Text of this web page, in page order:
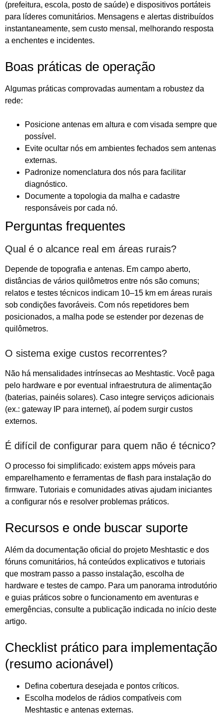
(prefeitura, escola, posto de saúde) e dispositivos portáteis
para líderes comunitários. Mensagens e alertas distribuídos
instantaneamente, sem custo mensal, melhorando resposta
a enchentes e incidentes.
Boas práticas de operação
Algumas práticas comprovadas aumentam a robustez da
rede:
Posicione antenas em altura e com visada sempre que
possível.
Evite ocultar nós em ambientes fechados sem antenas
externas.
Padronize nomenclatura dos nós para facilitar
diagnóstico.
Documente a topologia da malha e cadastre
responsáveis por cada nó.
Perguntas frequentes
Qual é o alcance real em áreas rurais?
Depende de topografia e antenas. Em campo aberto,
distâncias de vários quilômetros entre nós são comuns;
relatos e testes técnicos indicam 10–15 km em áreas rurais
sob condições favoráveis. Com nós repetidores bem
posicionados, a malha pode se estender por dezenas de
quilômetros.
O sistema exige custos recorrentes?
Não há mensalidades intrínsecas ao Meshtastic. Você paga
pelo hardware e por eventual infraestrutura de alimentação
(baterias, painéis solares). Caso integre serviços adicionais
(ex.: gateway IP para internet), aí podem surgir custos
externos.
É difícil de configurar para quem não é técnico?
O processo foi simplificado: existem apps móveis para
emparelhamento e ferramentas de flash para instalação do
firmware. Tutoriais e comunidades ativas ajudam iniciantes
a configurar nós e resolver problemas práticos.
Recursos e onde buscar suporte
Além da documentação oficial do projeto Meshtastic e dos
fóruns comunitários, há conteúdos explicativos e tutoriais
que mostram passo a passo instalação, escolha de
hardware e testes de campo. Para um panorama introdutório
e guias práticos sobre o funcionamento em aventuras e
emergências, consulte a publicação indicada no início deste
artigo.
Checklist prático para implementação
(resumo acionável)
Defina cobertura desejada e pontos críticos.
Escolha modelos de rádios compatíveis com
Meshtastic e antenas externas.